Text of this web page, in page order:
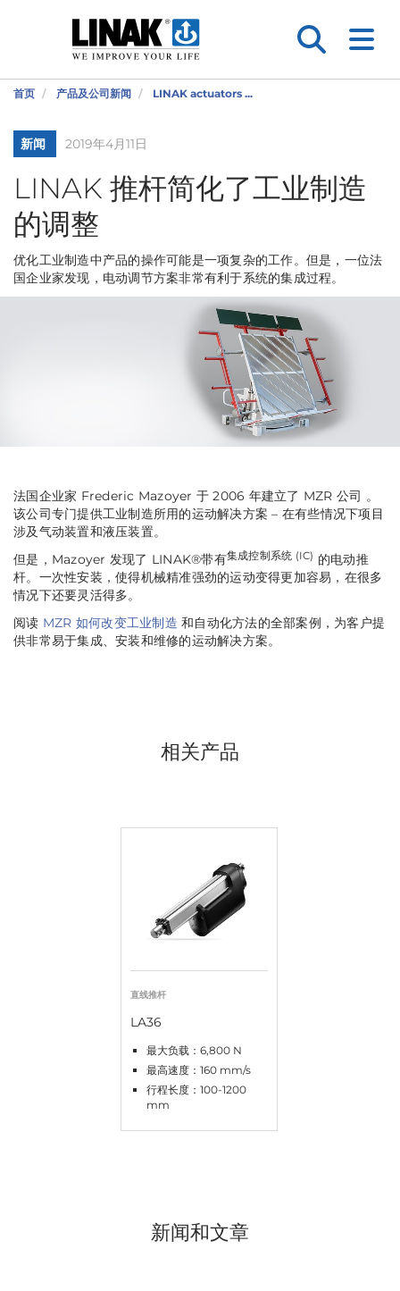
首页 产品及公司新闻 LINAK actuators ...
新闻 2019年4月11日
LINAK 推杆简化了工业制造
的调整
优化工业制造中产品的操作可能是一项复杂的工作。但是，一位法
国企业家发现，电动调节方案非常有利于系统的集成过程。
法国企业家 Frederic Mazoyer 于 2006 年建立了 MZR 公司 。
该公司专门提供工业制造所用的运动解决方案 – 在有些情况下项目
涉及气动装置和液压装置。
但是，Mazoyer 发现了 LINAK®带有集成控制系统 (IC) 的电动推
杆。一次性安装，使得机械精准强劲的运动变得更加容易，在很多
情况下还要灵活得多。
阅读 MZR 如何改变工业制造 和自动化方法的全部案例，为客户提
供非常易于集成、安装和维修的运动解决方案。
相关产品
直线推杆
LA36
最大负载：6,800 N
最高速度：160 mm/s
行程长度：100-1200
mm
新闻和文章